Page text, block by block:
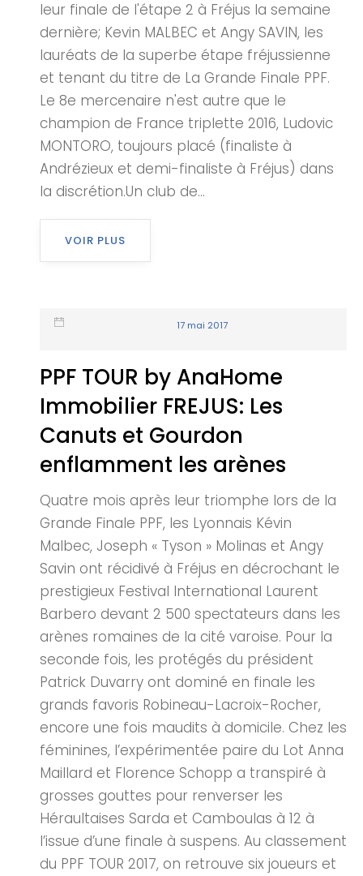
leur finale de l'étape 2 à Fréjus la semaine
dernière; Kevin MALBEC et Angy SAVIN, les
lauréats de la superbe étape fréjussienne
et tenant du titre de La Grande Finale PPF.
Le 8e mercenaire n'est autre que le
champion de France triplette 2016, Ludovic
MONTORO, toujours placé (finaliste à
Andrézieux et demi-finaliste à Fréjus) dans
la discrétion.Un club de...
VOIR PLUS
17 mai 2017
PPF TOUR by AnaHome
Immobilier FREJUS: Les
Canuts et Gourdon
enflamment les arènes
Quatre mois après leur triomphe lors de la
Grande Finale PPF, les Lyonnais Kévin
Malbec, Joseph « Tyson » Molinas et Angy
Savin ont récidivé à Fréjus en décrochant le
prestigieux Festival International Laurent
Barbero devant 2 500 spectateurs dans les
arènes romaines de la cité varoise. Pour la
seconde fois, les protégés du président
Patrick Duvarry ont dominé en finale les
grands favoris Robineau-Lacroix-Rocher,
encore une fois maudits à domicile. Chez les
féminines, l’expérimentée paire du Lot Anna
Maillard et Florence Schopp a transpiré à
grosses gouttes pour renverser les
Héraultaises Sarda et Camboulas à 12 à
l’issue d’une finale à suspens. Au classement
du PPF TOUR 2017, on retrouve six joueurs et